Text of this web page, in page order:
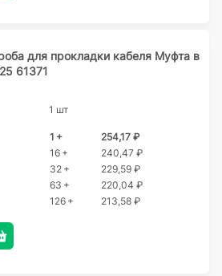
для прокладки кабеля Муфта в
61371
1 шт
1 +
254,17 ₽
16 +
240,47 ₽
32 +
229,59 ₽
63 +
220,04 ₽
126 +
213,58 ₽